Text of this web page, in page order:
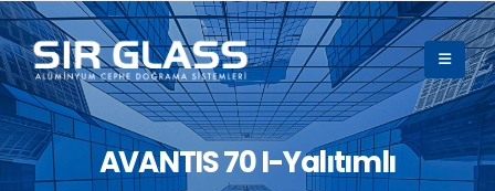
AVANTIS 70 I-Yalıtımlı